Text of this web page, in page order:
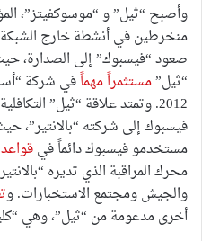
وأصبح “ثيل” و “موسوكفيتز”،
منخرطين في أنشطة خارج الشبكة
صعود “فيسبوك” إلى الصدارة،
“ثيل”مستثمراً مهماًفي شركة
2012. وتمتد علاقة “ثيل”
فيسبوك إلى شركته “بالانتير”،
مستخدمو فيسبوك دائماً في
محرك المراقبة الذي تديره
والجيش ومجتمع الاستخبارات. و
أخرى مدعومة من “ثيل”، وهي